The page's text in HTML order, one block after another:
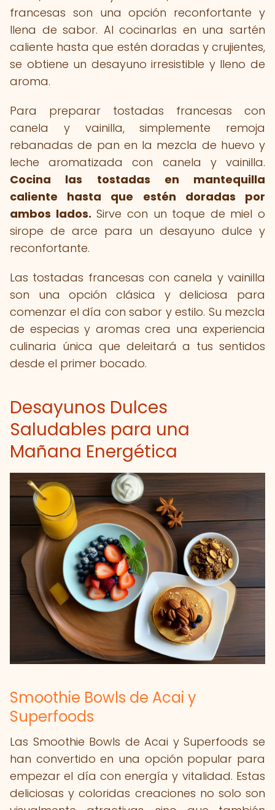
francesas son una opción reconfortante y
llena de sabor. Al cocinarlas en una sartén
caliente hasta que estén doradas y crujientes,
se obtiene un desayuno irresistible y lleno de
aroma.
Para preparar tostadas francesas con
canela y vainilla, simplemente remoja
rebanadas de pan en la mezcla de huevo y
leche aromatizada con canela y vainilla.
Cocina las tostadas en mantequilla
caliente hasta que estén doradas por
ambos lados. Sirve con un toque de miel o
sirope de arce para un desayuno dulce y
reconfortante.
Las tostadas francesas con canela y vainilla
son una opción clásica y deliciosa para
comenzar el día con sabor y estilo. Su mezcla
de especias y aromas crea una experiencia
culinaria única que deleitará a tus sentidos
desde el primer bocado.
Desayunos Dulces
Saludables para una
Mañana Energética
Smoothie Bowls de Acai y
Superfoods
Las Smoothie Bowls de Acai y Superfoods se
han convertido en una opción popular para
empezar el día con energía y vitalidad. Estas
deliciosas y coloridas creaciones no solo son